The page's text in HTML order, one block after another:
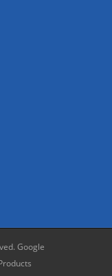
Google